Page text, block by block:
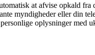
at afvise opkald fra
myndigheder eller din
oplysninger med